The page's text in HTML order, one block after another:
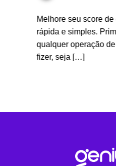
Melhore seu score
rápida e simples.
qualquer operação
fizer, seja […]